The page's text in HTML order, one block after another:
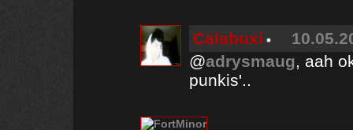
Calabuxi
@adrysmaug, aah
punkis'..